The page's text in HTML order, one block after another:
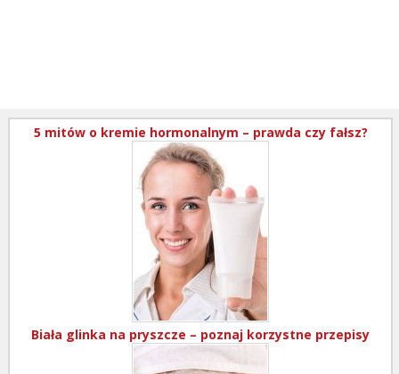
5 mitów o kremie hormonalnym – prawda czy fałsz?
Biała glinka na pryszcze – poznaj korzystne przepisy